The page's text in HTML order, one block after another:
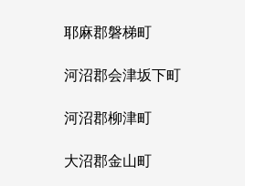
耶麻郡磐梯町
河沼郡会津坂下町
河沼郡柳津町
大沼郡金山町